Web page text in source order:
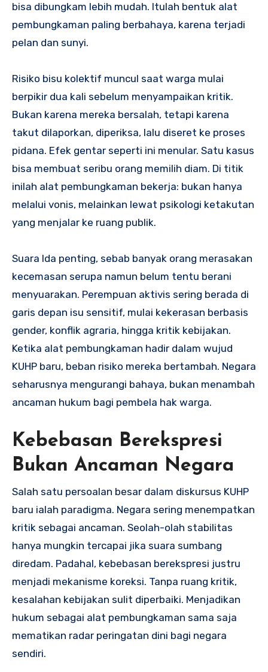
bisa dibungkam lebih mudah. Itulah bentuk alat
pembungkaman paling berbahaya, karena terjadi
pelan dan sunyi.
Risiko bisu kolektif muncul saat warga mulai
berpikir dua kali sebelum menyampaikan kritik.
Bukan karena mereka bersalah, tetapi karena
takut dilaporkan, diperiksa, lalu diseret ke proses
pidana. Efek gentar seperti ini menular. Satu kasus
bisa membuat seribu orang memilih diam. Di titik
inilah alat pembungkaman bekerja: bukan hanya
melalui vonis, melainkan lewat psikologi ketakutan
yang menjalar ke ruang publik.
Suara Ida penting, sebab banyak orang merasakan
kecemasan serupa namun belum tentu berani
menyuarakan. Perempuan aktivis sering berada di
garis depan isu sensitif, mulai kekerasan berbasis
gender, konflik agraria, hingga kritik kebijakan.
Ketika alat pembungkaman hadir dalam wujud
KUHP baru, beban risiko mereka bertambah. Negara
seharusnya mengurangi bahaya, bukan menambah
ancaman hukum bagi pembela hak warga.
Kebebasan Berekspresi
Bukan Ancaman Negara
Salah satu persoalan besar dalam diskursus KUHP
baru ialah paradigma. Negara sering menempatkan
kritik sebagai ancaman. Seolah-olah stabilitas
hanya mungkin tercapai jika suara sumbang
diredam. Padahal, kebebasan berekspresi justru
menjadi mekanisme koreksi. Tanpa ruang kritik,
kesalahan kebijakan sulit diperbaiki. Menjadikan
hukum sebagai alat pembungkaman sama saja
mematikan radar peringatan dini bagi negara
sendiri.